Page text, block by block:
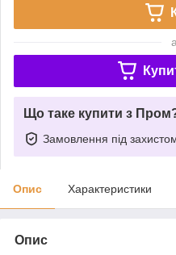
Що таке купити з
Замовлення під
Опис Характеристики
Опис